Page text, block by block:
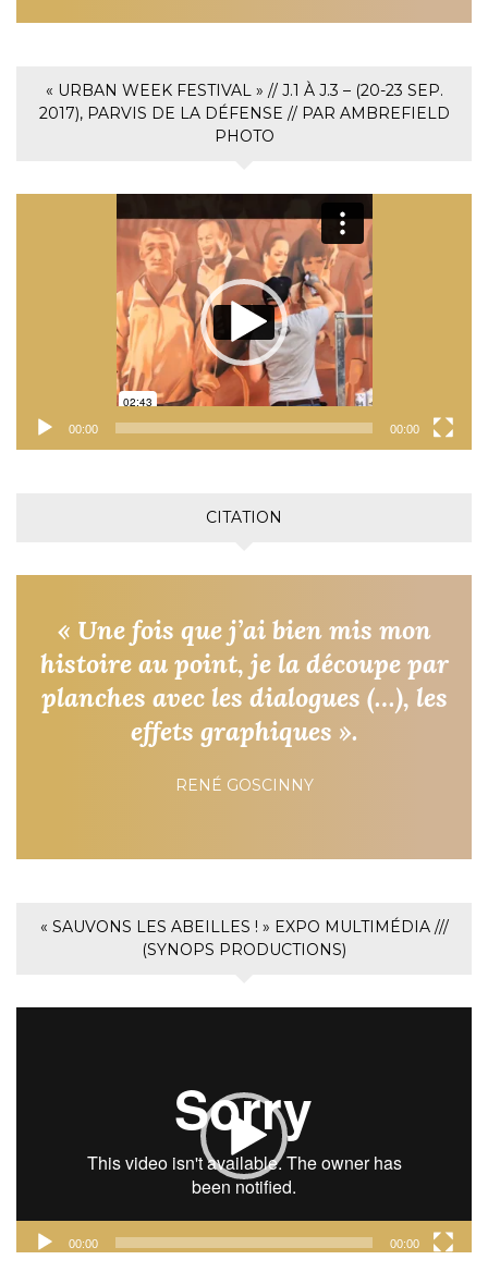
« URBAN WEEK FESTIVAL » // J.1 À J.3 – (20-23 SEP.
2017), PARVIS DE LA DÉFENSE // PAR AMBREFIELD
PHOTO
00:00 00:00
CITATION
« Une fois que j’ai bien mis mon
histoire au point, je la découpe par
planches avec les dialogues (…), les
effets graphiques ».
RENÉ GOSCINNY
« SAUVONS LES ABEILLES ! » EXPO MULTIMÉDIA ///
(SYNOPS PRODUCTIONS)
00:00 00:00